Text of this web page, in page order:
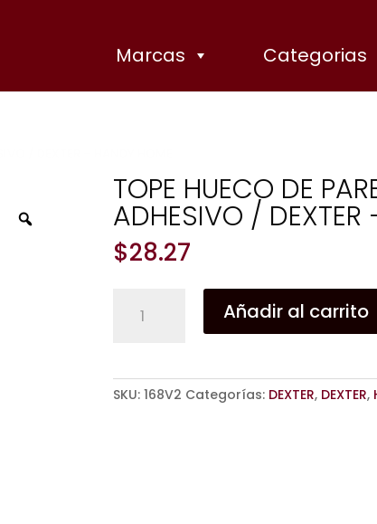
Categorias
Marcas
TOPE HUECO DE
ADHESIVO /
$28.27
HUECO
BLANCO
/
Añadir al carrito
SKU: 168V2 Categorías: DEXTER, DEXTER,